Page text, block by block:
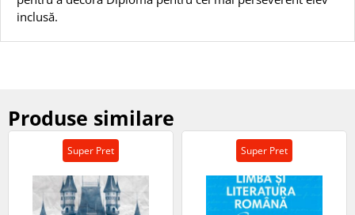
inclusă.
Produse similare
Super Pret Super Pret